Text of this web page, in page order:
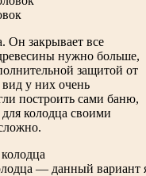
Он закрывает все
нужно больше,
защитой от
у них очень
построить сами баню,
колодца своими
— данный вариант